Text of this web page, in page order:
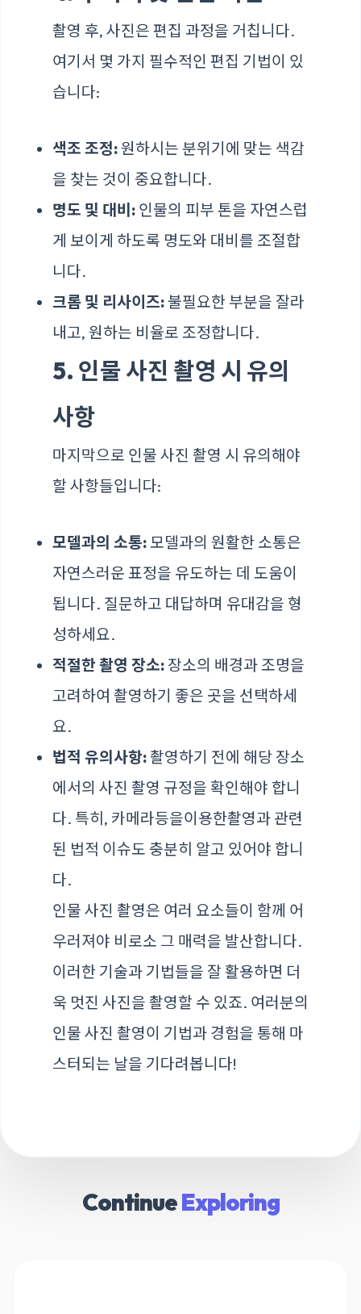
촬영 후, 사진은 편집 과정을 거칩니다.
여기서 몇 가지 필수적인 편집 기법이 있
습니다:
색조 조정:원하시는 분위기에 맞는 색감
을 찾는 것이 중요합니다.
명도 및 대비: 인물의 피부 톤을 자연스럽
게 보이게 하도록 명도와 대비를 조절합
니다.
크롭 및 리사이즈: 불필요한 부분을 잘라
내고, 원하는 비율로 조정합니다.
5. 인물 사진 촬영 시 유의
사항
마지막으로 인물 사진 촬영 시 유의해야
할 사항들입니다:
모델과의 소통: 모델과의 원활한 소통은
자연스러운 표정을 유도하는 데 도움이
됩니다. 질문하고 대답하며 유대감을 형
성하세요.
적절한 촬영 장소: 장소의 배경과 조명을
고려하여 촬영하기 좋은 곳을 선택하세
요.
법적 유의사항:촬영하기 전에 해당 장소
에서의 사진 촬영 규정을 확인해야 합니
다. 특히, 카메라등을이용한촬영과 관련
된 법적 이슈도 충분히 알고 있어야 합니
다.
인물 사진 촬영은 여러 요소들이 함께 어
우러져야 비로소 그 매력을 발산합니다.
이러한 기술과 기법들을 잘 활용하면 더
욱 멋진 사진을 촬영할 수 있죠. 여러분의
인물 사진 촬영이 기법과 경험을 통해 마
스터되는 날을 기다려봅니다!
ContinueExploring